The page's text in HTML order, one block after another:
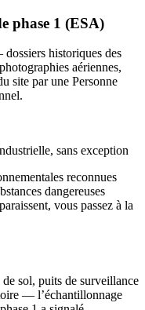
phase 1 (ESA)
historiques des
aériennes,
site par une Personne
sans exception
reconnues
dangereuses
vous passez à la
sol, puits de surveillance
— l’échantillonnage